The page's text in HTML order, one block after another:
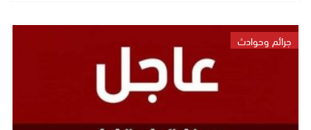
جرائم وحوادث